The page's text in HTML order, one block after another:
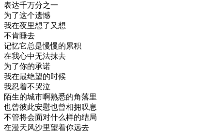
表达千万分之一
为了这个遗憾
我在夜里想了又想
不肯睡去
记忆它总是慢慢的累积
在我心中无法抹去
为了你的承诺
我在最绝望的时候
我忍着不哭泣
陌生的城市啊熟悉的角落里
也曾彼此安慰也曾相拥叹息
不管将会面对什么样的结局
在漫天风沙里望着你远去